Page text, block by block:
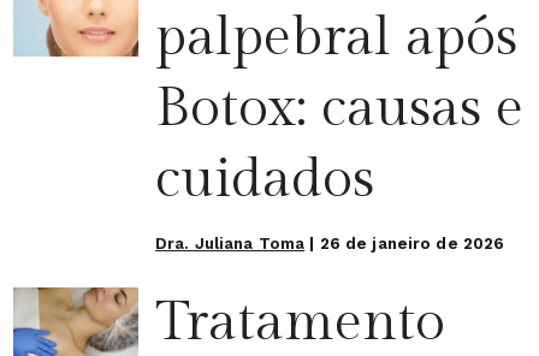
palpebral após
Botox: causas e
cuidados
Dra. Juliana Toma 26 de janeiro de 2026
Tratamento